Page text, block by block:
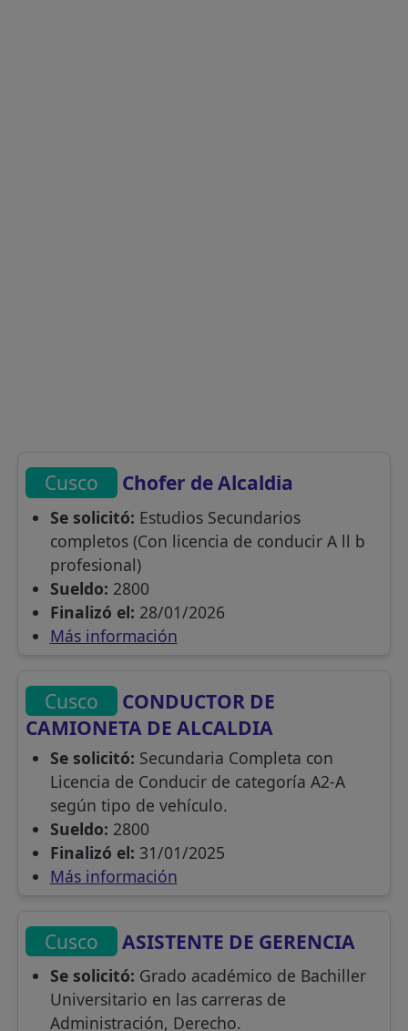
Cusco Chofer de Alcaldia
Se solicitó: Estudios Secundarios
completos (Con licencia de conducir A ll b
profesional)
Sueldo: 2800
Finalizó el: 28/01/2026
Más información
Cusco
CONDUCTOR DE
CAMIONETA DE ALCALDIA
Se solicitó: Secundaria Completa con
Licencia de Conducir de categoría A2-A
según tipo de vehículo.
Sueldo: 2800
Finalizó el: 31/01/2025
Más información
Cusco ASISTENTE DE GERENCIA
Se solicitó: Grado académico de Bachiller
Universitario en las carreras de
Administración, Derecho.